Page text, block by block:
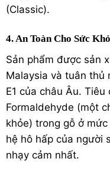
(Classic).
4. An Toàn Cho Sức
Sản phẩm được sản
Malaysia và tuân thủ
E1 của châu Âu. Tiêu
Formaldehyde (một
khỏe) trong gỗ ở
hệ hô hấp của người
nhạy cảm nhất.